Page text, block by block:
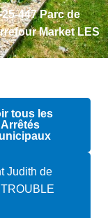
25-447 Parc de
Market LES
tous les
Arrêtés
Judith de